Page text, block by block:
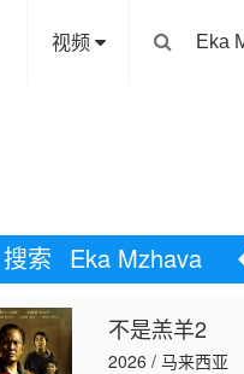
视频
搜索 Eka Mzhava
不是羔羊2
2026 / 马来西亚